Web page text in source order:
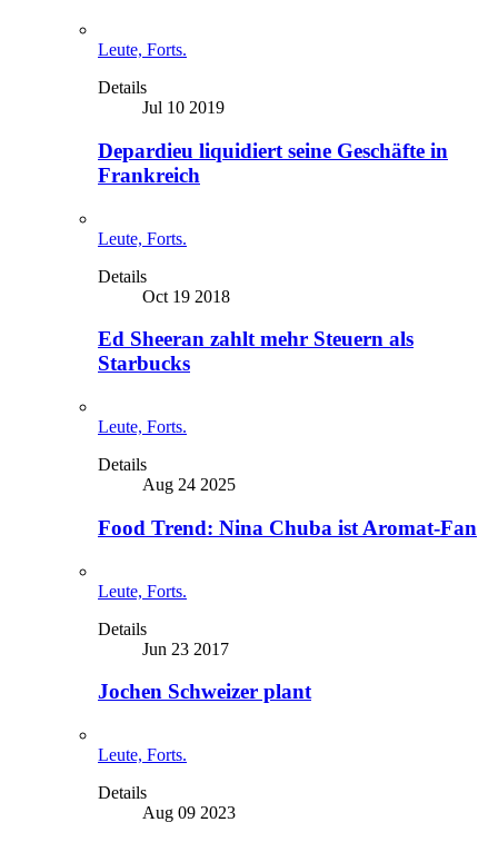
Leute, Forts.
Details
Jul 10 2019
Depardieu liquidiert seine Geschäfte in
Frankreich
Leute, Forts.
Details
Oct 19 2018
Ed Sheeran zahlt mehr Steuern als
Starbucks
Leute, Forts.
Details
Aug 24 2025
Food Trend: Nina Chuba ist Aromat-Fan
Leute, Forts.
Details
Jun 23 2017
Jochen Schweizer plant
Leute, Forts.
Details
Aug 09 2023